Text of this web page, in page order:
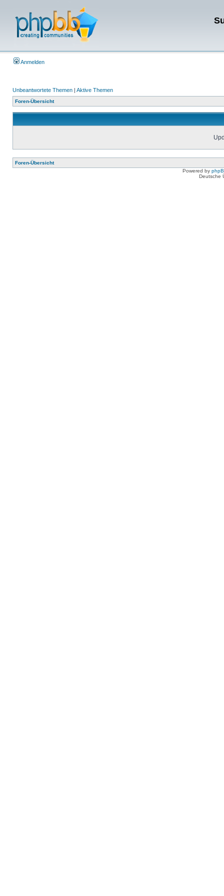
Anmelden
Unbeantwortete Themen | Aktive Themen
Foren-Übersicht
Foren-Übersicht
Powered by
Deutsche